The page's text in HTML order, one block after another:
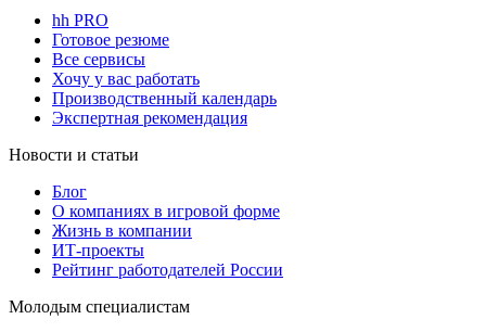
hh PRO
Готовое резюме
Все сервисы
Хочу у вас работать
Производственный календарь
Экспертная рекомендация
Новости и статьи
Блог
О компаниях в игровой форме
Жизнь в компании
ИТ-проекты
Рейтинг работодателей России
Молодым специалистам